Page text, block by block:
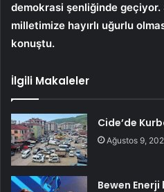
demokrasi şenliğinde
milletimize hayırlı uğurlu
konuştu.
İlgili Makaleler
Cide’de
Ağustos 9,
Bewen